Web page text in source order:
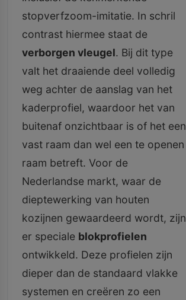
stopverfzoom-imitatie. In schril
contrast hiermee staat de
verborgen vleugel. Bij dit type
valt het draaiende deel volledig
weg achter de aanslag van het
kaderprofiel, waardoor het van
buitenaf onzichtbaar is of het een
vast raam dan wel een te openen
raam betreft. Voor de
Nederlandse markt, waar de
dieptewerking van houten
kozijnen gewaardeerd wordt, zijn
er speciale blokprofielen
ontwikkeld. Deze profielen zijn
dieper dan de standaard vlakke
systemen en creëren zo een